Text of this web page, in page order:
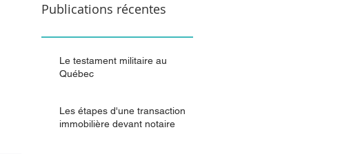
Publications récentes
Le testament militaire au
Québec
Les étapes d'une transaction
immobilière devant notaire